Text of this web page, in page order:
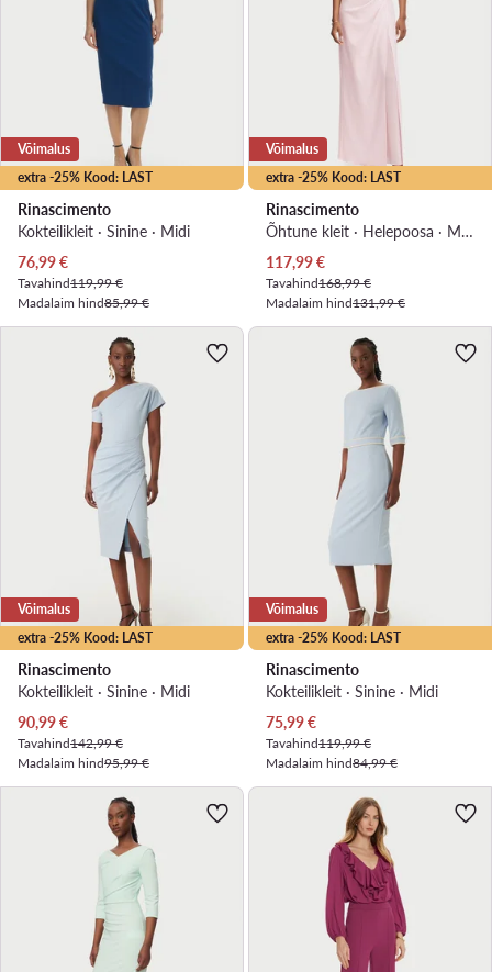
extra -25% Kood: LAST
Võimalus
Rinascimento
Kokteilikleit · Sinine · Midi
Praegune hind
76,99€
Tavahind119,99 €
Madalaim hind85,99 €
extra -25% Kood: LAST
Võimalus
Rinascimento
Õhtune kleit · Heleроosa · Maxi
Praegune hind
117,99€
Tavahind168,99 €
Madalaim hind131,99 €
extra -25% Kood: LAST
Võimalus
Rinascimento
Kokteilikleit · Sinine · Midi
Praegune hind
90,99€
Tavahind142,99 €
Madalaim hind95,99 €
extra -25% Kood: LAST
Võimalus
Rinascimento
Kokteilikleit · Sinine · Midi
Praegune hind
75,99€
Tavahind119,99 €
Madalaim hind84,99 €